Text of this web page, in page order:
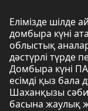
Елімізде шілде
домбыра күні
облыстық
дәстүрлі түрде
Домбыра күні
есімді қыз бала
Шаханқызы
басына жаулық